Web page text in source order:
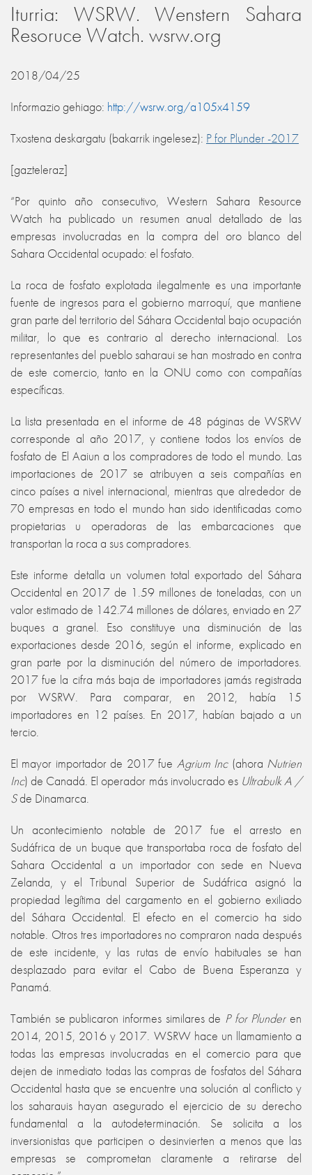
Iturria: WSRW. Wenstern Sahara
Resoruce Watch. wsrw.org
2018/04/25
Informazio gehiago: http://wsrw.org/a105x4159
Txostena deskargatu (bakarrik ingelesez): P for Plunder -2017
[gazteleraz]
“Por quinto año consecutivo, Western Sahara Resource
Watch ha publicado un resumen anual detallado de las
empresas involucradas en la compra del oro blanco del
Sahara Occidental ocupado: el fosfato.
La roca de fosfato explotada ilegalmente es una importante
fuente de ingresos para el gobierno marroquí, que mantiene
gran parte del territorio del Sáhara Occidental bajo ocupación
militar, lo que es contrario al derecho internacional. Los
representantes del pueblo saharaui se han mostrado en contra
de este comercio, tanto en la ONU como con compañías
específicas.
La lista presentada en el informe de 48 páginas de WSRW
corresponde al año 2017, y contiene todos los envíos de
fosfato de El Aaiun a los compradores de todo el mundo. Las
importaciones de 2017 se atribuyen a seis compañías en
cinco países a nivel internacional, mientras que alrededor de
70 empresas en todo el mundo han sido identificadas como
propietarias u operadoras de las embarcaciones que
transportan la roca a sus compradores.
Este informe detalla un volumen total exportado del Sáhara
Occidental en 2017 de 1.59 millones de toneladas, con un
valor estimado de 142.74 millones de dólares, enviado en 27
buques a granel. Eso constituye una disminución de las
exportaciones desde 2016, según el informe, explicado en
gran parte por la disminución del número de importadores.
2017 fue la cifra más baja de importadores jamás registrada
por WSRW. Para comparar, en 2012, había 15
importadores en 12 países. En 2017, habían bajado a un
tercio.
El mayor importador de 2017 fue Agrium Inc(ahora Nutrien
Inc) de Canadá. El operador más involucrado es Ultrabulk A /
Sde Dinamarca.
Un acontecimiento notable de 2017 fue el arresto en
Sudáfrica de un buque que transportaba roca de fosfato del
Sahara Occidental a un importador con sede en Nueva
Zelanda, y el Tribunal Superior de Sudáfrica asignó la
propiedad legítima del cargamento en el gobierno exiliado
del Sáhara Occidental. El efecto en el comercio ha sido
notable. Otros tres importadores no compraron nada después
de este incidente, y las rutas de envío habituales se han
desplazado para evitar el Cabo de Buena Esperanza y
Panamá.
También se publicaron informes similares de P for Plunderen
2014, 2015, 2016 y 2017. WSRW hace un llamamiento a
todas las empresas involucradas en el comercio para que
dejen de inmediato todas las compras de fosfatos del Sáhara
Occidental hasta que se encuentre una solución al conflicto y
los saharauis hayan asegurado el ejercicio de su derecho
fundamental a la autodeterminación. Se solicita a los
inversionistas que participen o desinvierten a menos que las
empresas se comprometan claramente a retirarse del